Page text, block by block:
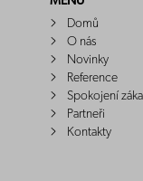
Domů
O nás
Novinky
Reference
Spokojení
Partneři
Kontakty